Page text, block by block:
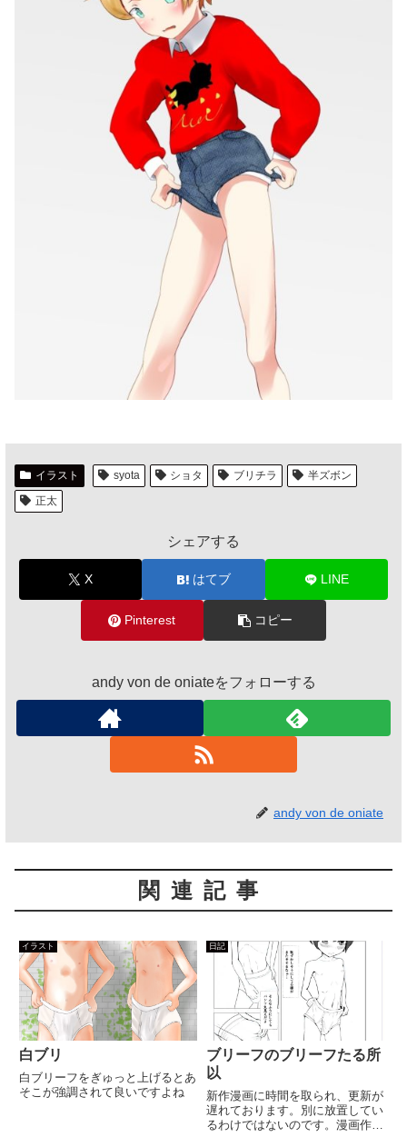
イラスト syota ショタ ブリチラ
半ズボン
正太
シェアする
X はてブ LINE
Pinterest コピー
andy von de oniateをフォローする
andy von de oniate
関連記事
イラスト
白ブリ
白ブリーフをぎゅっと上げるとあ
そこが強調されて良いですよね
日記
ブリーフのブリーフたる所
以
新作漫画に時間を取られ、更新が
遅れております。別に放置してい
るわけではないのです。漫画作成